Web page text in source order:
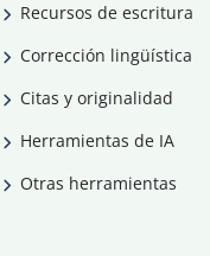
Recursos de escritura
Corrección lingüística
Citas y originalidad
Herramientas de IA
Otras herramientas